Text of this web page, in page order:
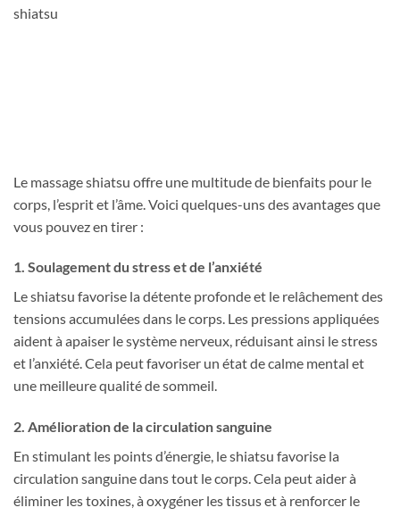
Le massage shiatsu offre une multitude de bienfaits pour le
corps, l’esprit et l’âme. Voici quelques-uns des avantages que
vous pouvez en tirer :
1. Soulagement du stress et de l’anxiété
Le shiatsu favorise la détente profonde et le relâchement des
tensions accumulées dans le corps. Les pressions appliquées
aident à apaiser le système nerveux, réduisant ainsi le stress
et l’anxiété. Cela peut favoriser un état de calme mental et
une meilleure qualité de sommeil.
2. Amélioration de la circulation sanguine
En stimulant les points d’énergie, le shiatsu favorise la
circulation sanguine dans tout le corps. Cela peut aider à
éliminer les toxines, à oxygéner les tissus et à renforcer le